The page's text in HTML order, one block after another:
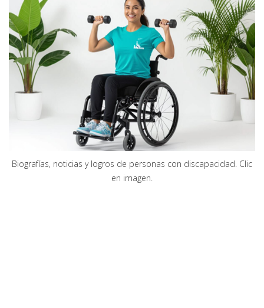
Biografías, noticias y logros de personas con discapacidad. Clic
en imagen.